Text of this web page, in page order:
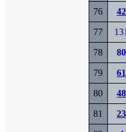
76 42
77 131
78 80
79 61
80 48
81 23